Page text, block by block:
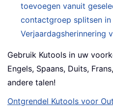
toevoegen vanuit
contactgroep splitsen
Verjaardagsherinnering
Gebruik Kutools in uw
Engels, Spaans, Duits,
andere talen!
Ontgrendel Kutools voor